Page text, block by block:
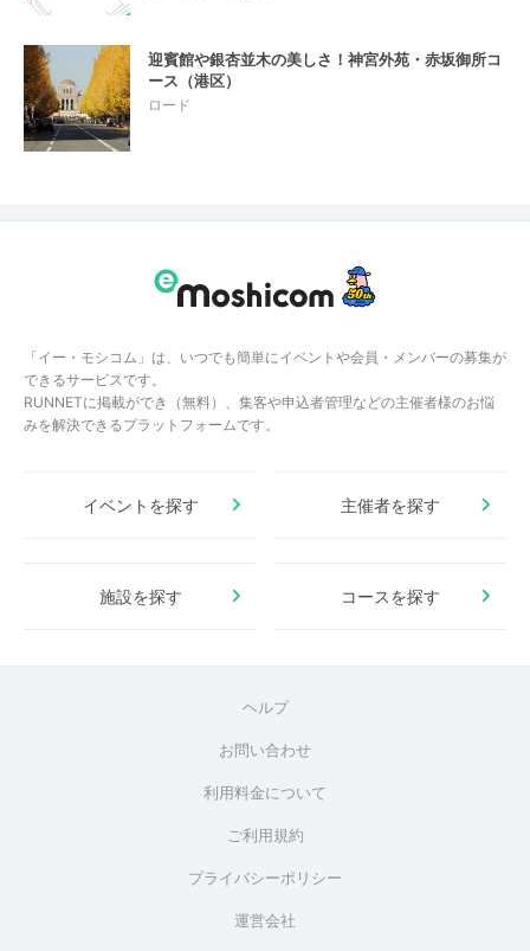
迎賓館や銀杏並木の美しさ！神宮外苑・赤坂御所コ
ース（港区）
ロード
「イー・モシコム」は、いつでも簡単にイベントや会員・メンバーの募集が
できるサービスです。
RUNNETに掲載ができ（無料）、集客や申込者管理などの主催者様のお悩
みを解決できるプラットフォームです。
イベントを探す 主催者を探す
施設を探す コースを探す
ヘルプ
お問い合わせ
利用料金について
ご利用規約
プライバシーポリシー
運営会社